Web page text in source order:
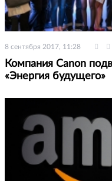
8 сентября 2017, 11:28
Компания Canon
«Энергия будущего»